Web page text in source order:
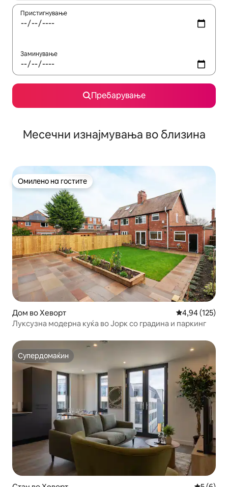
Пристигнување
Заминување
Пребарување
Месечни изнајмувања во близина
Омилено на гостите
Омилено на гостите
Дом во Хеворт Просечна
4,94 (125)
Луксузна модерна куќа во Јорк со градина и паркинг
Супердомаќин
Супердомаќин